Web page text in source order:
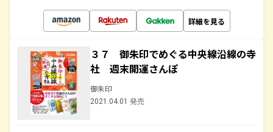
詳細を見る
３７ 御朱印でめぐる中央線沿線の寺
社 週末開運さんぽ
御朱印
2021.04.01 発売